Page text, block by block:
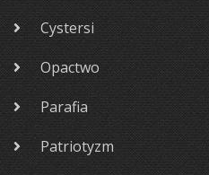
Cystersi
Opactwo
Parafia
Patriotyzm